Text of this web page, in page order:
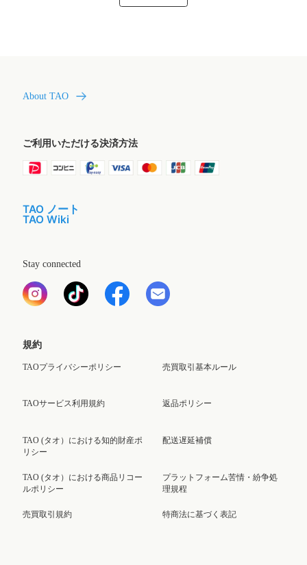
About TAO
ご利用いただける決済方法
TAO ノート
TAO Wiki
Stay connected
規約
TAOプライバシーポリシー
TAOサービス利用規約
TAO (タオ）における知的財産ポ
リシー
TAO (タオ）における商品リコー
ルポリシー
売買取引規約
売買取引基本ルール
返品ポリシー
配送遅延補償
プラットフォーム苦情・紛争処
理規程
特商法に基づく表記